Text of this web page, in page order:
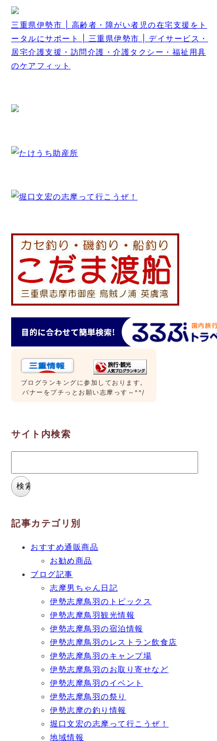
三重県伊勢市 | 高齢者・障がい者児の在宅支援をト
ータルにサポート | 三重県伊勢市 | デイサービス・
居宅介護支援・訪問介護・介護タクシー・福祉用具
のケアフィット
ブログランキングに参加しております。
バナーをプチっとお願い志摩っす～^^/
サイト内検索
索:
記事カテゴリ別
おすすめ通販商品
お勧め商品
ブログ記事
志摩男ちゃん日記
伊勢志摩鳥羽のトピックス
伊勢志摩鳥羽観光情報
伊勢志摩鳥羽の宿泊情報
伊勢志摩鳥羽のレストラン飲食店
伊勢志摩鳥羽のキャンプ場
伊勢志摩鳥羽のお取り寄せなど
伊勢志摩鳥羽のイベント
伊勢志摩鳥羽の祭り
伊勢志摩の釣り情報
堀口文宏の志摩って行こうぜ！
地域情報